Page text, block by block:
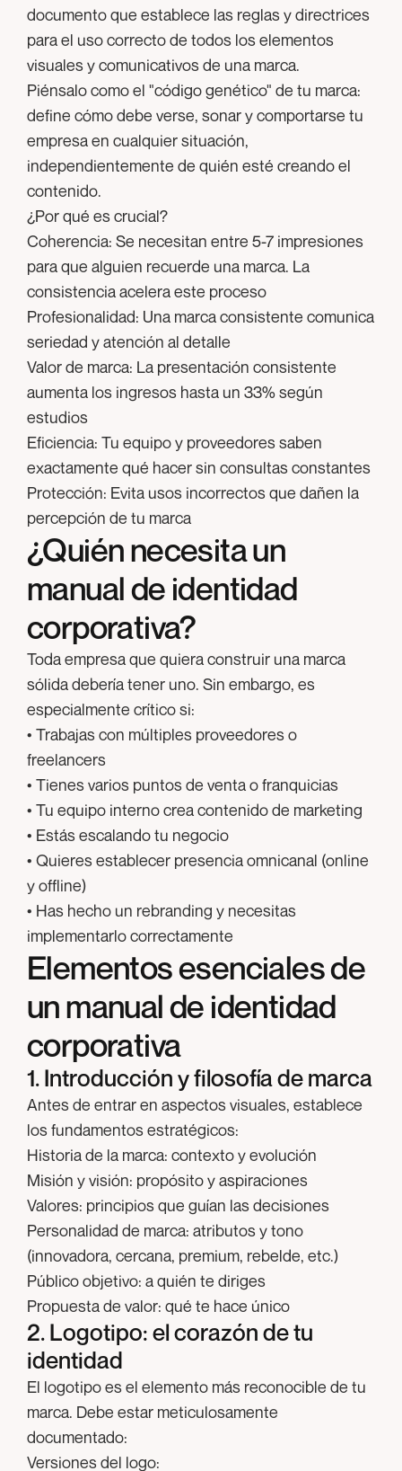
documento que establece las reglas y directrices
para el uso correcto de todos los elementos
visuales y comunicativos de una marca.
Piénsalo como el "código genético" de tu marca:
define cómo debe verse, sonar y comportarse tu
empresa en cualquier situación,
independientemente de quién esté creando el
contenido.
¿Por qué es crucial?
Coherencia: Se necesitan entre 5-7 impresiones
para que alguien recuerde una marca. La
consistencia acelera este proceso
Profesionalidad: Una marca consistente comunica
seriedad y atención al detalle
Valor de marca: La presentación consistente
aumenta los ingresos hasta un 33% según
estudios
Eficiencia: Tu equipo y proveedores saben
exactamente qué hacer sin consultas constantes
Protección: Evita usos incorrectos que dañen la
percepción de tu marca
¿Quién necesita un
manual de identidad
corporativa?
Toda empresa que quiera construir una marca
sólida debería tener uno. Sin embargo, es
especialmente crítico si:
• Trabajas con múltiples proveedores o
freelancers
• Tienes varios puntos de venta o franquicias
• Tu equipo interno crea contenido de marketing
• Estás escalando tu negocio
• Quieres establecer presencia omnicanal (online
y offline)
• Has hecho un rebranding y necesitas
implementarlo correctamente
Elementos esenciales de
un manual de identidad
corporativa
1. Introducción y filosofía de marca
Antes de entrar en aspectos visuales, establece
los fundamentos estratégicos:
Historia de la marca: contexto y evolución
Misión y visión: propósito y aspiraciones
Valores: principios que guían las decisiones
Personalidad de marca: atributos y tono
(innovadora, cercana, premium, rebelde, etc.)
Público objetivo: a quién te diriges
Propuesta de valor: qué te hace único
2. Logotipo: el corazón de tu
identidad
El logotipo es el elemento más reconocible de tu
marca. Debe estar meticulosamente
documentado:
Versiones del logo: